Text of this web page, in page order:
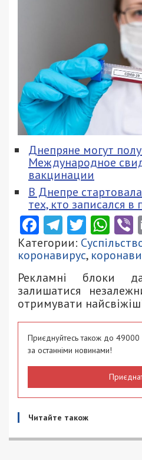
Днепряне могут
Международное
вакцинации
В Днепре
тех, кто записался
Facebook
Telegram
Категории:
коронавирус,
Рекламні блоки
залишатися
отримувати
Приєднуйтесь також до 49000
за останніми новинами!
Читайте також